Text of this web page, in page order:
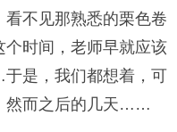
不见那熟悉的栗色卷
时间，老师早就应该
是，我们都想着，可
然而之后的几天……